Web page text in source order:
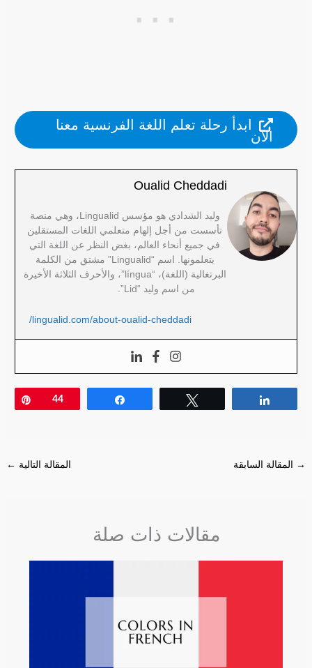
ابدأ رحلة تعلم اللغة الفرنسية معنا
الآن
Oualid Cheddadi
وليد الشدادي هو مؤسس Lingualid، وهي منصة
تأسست من أجل إلهام متعلمي اللغات المستقلين
في جميع أنحاء العالم، بغض النظر عن اللغة التي
يتعلمونها. اسم “Lingualid” مشتق من الكلمة
البرتغالية (اللغة)، “língua”، والأحرف الثلاثة الأخيرة
من اسم وليد “Lid”.
lingualid.com/about-oualid-cheddadi/
Pin44
→ المقالة السابقة المقالة التالية ←
مقالات ذات صلة